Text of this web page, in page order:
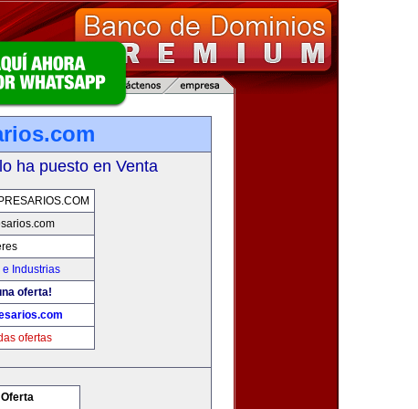
ha puesto en Venta
e Industrias
oferta!
ofertas